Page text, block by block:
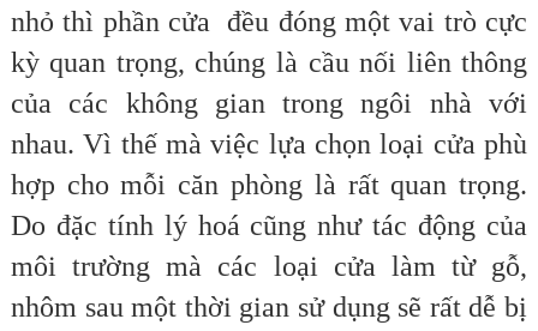
nhỏ thì phần cửa đều đóng một vai trò cực
kỳ quan trọng, chúng là cầu nối liên thông
của các không gian trong ngôi nhà với
nhau. Vì thế mà việc lựa chọn loại cửa phù
hợp cho mỗi căn phòng là rất quan trọng.
Do đặc tính lý hoá cũng như tác động của
môi trường mà các loại cửa làm từ gỗ,
nhôm sau một thời gian sử dụng sẽ rất dễ bị